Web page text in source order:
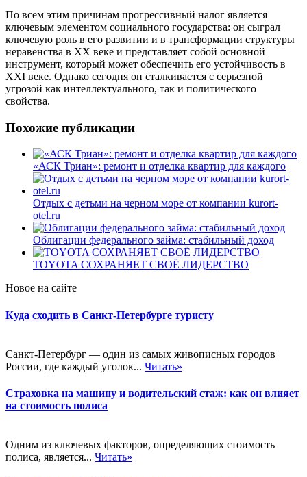
По всем этим причинам прогрессивный налог является
ключевым элементом социального государства: он сыграл
ключевую роль в его развитии и в трансформации структуры
неравенства в XX веке и представляет собой основной
инструмент, который может обеспечить его устойчивость в
XXI веке. Однако сегодня он сталкивается с серьезной
угрозой как интеллектуального, так и политического
свойства.
Похожие публикации
«АСК Триан»: ремонт и отделка квартир для каждого
Отдых с детьми на черном море от компании kurort-
otel.ru
Облигации федерального займа: стабильный доход
TOYOTA СОХРАНЯЕТ СВОЁ ЛИДЕРСТВО
Новое на сайте
Куда сходить в Санкт-Петербурге туристу
Санкт-Петербург — один из самых живописных городов
России, где каждый уголок... Читать»
Страховка на машину и водительский стаж: как он влияет
на стоимость полиса
Одним из ключевых факторов, определяющих стоимость
полиса, является... Читать»